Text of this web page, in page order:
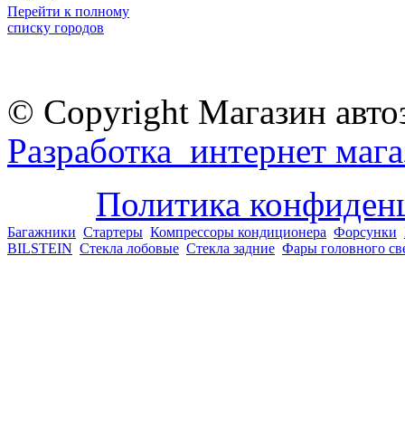
Перейти к полному
списку городов
© Copyright Магазин
Разработка интернет
Политика
Багажники Стартеры Компрессоры кондиционера Форсунки
BILSTEIN Стекла лобовые Стекла задние Фары головного